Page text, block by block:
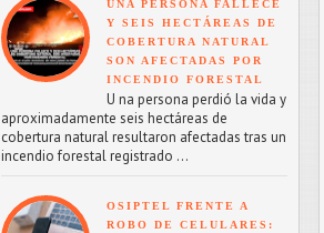
UNA PERSONA FALLECE
Y SEIS HECTÁREAS DE
COBERTURA NATURAL
SON AFECTADAS POR
INCENDIO FORESTAL
U na persona perdió la vida y
aproximadamente seis hectáreas de
cobertura natural resultaron afectadas tras un
incendio forestal registrado ...
OSIPTEL FRENTE A
ROBO DE CELULARES: